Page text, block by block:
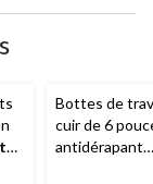
Bottes de
cuir de 6
antidérapant